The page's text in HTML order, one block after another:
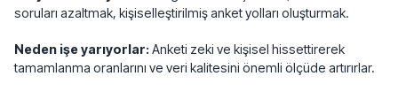
soruları azaltmak, kişiselleştirilmiş anket yolları oluşturmak.
Neden işe yarıyorlar: Anketi zeki ve kişisel hissettirerek
tamamlanma oranlarını ve veri kalitesini önemli ölçüde artırırlar.